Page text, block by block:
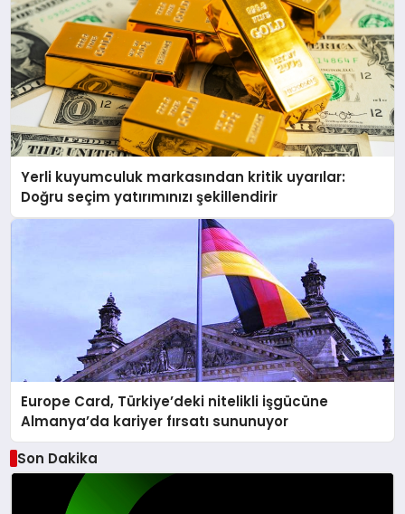
Yerli kuyumculuk markasından kritik uyarılar:
Doğru seçim yatırımınızı şekillendirir
Europe Card, Türkiye’deki nitelikli işgücüne
Almanya’da kariyer fırsatı sununuyor
Son Dakika